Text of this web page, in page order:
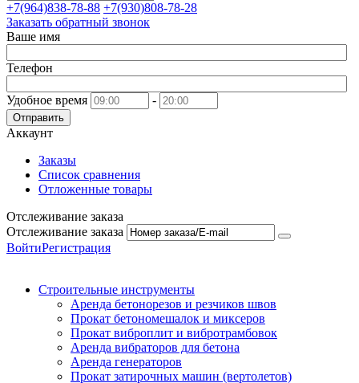
+7(964)838-78-88 +7(930)808-78-28
Заказать обратный звонок
Ваше имя
Телефон
Удобное время -
Отправить
Аккаунт
Заказы
Список сравнения
Отложенные товары
Отслеживание заказа
Отслеживание заказа
ВойтиРегистрация
Строительные инструменты
Аренда бетонорезов и резчиков швов
Прокат бетономешалок и миксеров
Прокат виброплит и вибротрамбовок
Аренда вибраторов для бетона
Аренда генераторов
Прокат затирочных машин (вертолетов)